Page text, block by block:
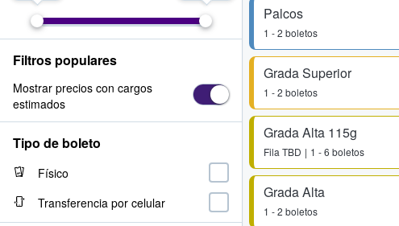
Palcos
1 - 2 boletos
Grada Superior
1 - 2 boletos
Grada Alta 115g
Fila TBD 1 - 6 boletos
Grada Alta
1 - 2 boletos
Filtros populares
Mostrar precios con cargos
estimados
Tipo de boleto
Físico
Transferencia por celular